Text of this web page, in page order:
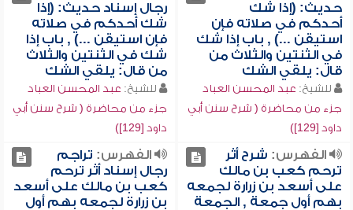
حديث: (إذا شك
أحدكم في صلاته فإن
استيقن ...) , باب إذا شك
في الثنتين والثلاث من
قال: يلقي الشك
للشيخ: عبد المحسن العباد
جزء من محاضرة ( شرح سنن أبي
داود [129])
رجال إسناد حديث: (إذا
شك أحدكم في صلاته
فإن استيقن ...) , باب إذا
شك في الثنتين والثلاث
من قال: يلقي الشك
للشيخ: عبد المحسن العباد
جزء من محاضرة ( شرح سنن أبي
داود [129])
الفهرس: شرح أثر
ترحم كعب بن مالك
على أسعد بن زرارة لجمعه
بهم أول جمعة , الجمعة
الفهرس: تراجم
رجال إسناد أثر ترحم
كعب بن مالك على أسعد
بن زرارة لجمعه بهم أول